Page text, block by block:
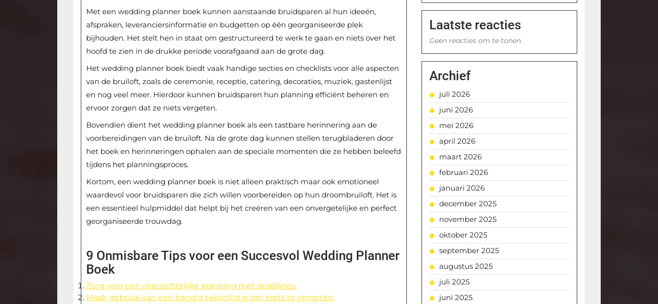
Met een wedding planner boek kunnen aanstaande bruidsparen al hun ideeën,
afspraken, leveranciersinformatie en budgetten op één georganiseerde plek
bijhouden. Het stelt hen in staat om gestructureerd te werk te gaan en niets over het
hoofd te zien in de drukke periode voorafgaand aan de grote dag.
Het wedding planner boek biedt vaak handige secties en checklists voor alle aspecten
van de bruiloft, zoals de ceremonie, receptie, catering, decoraties, muziek, gastenlijst
en nog veel meer. Hierdoor kunnen bruidsparen hun planning efficiënt beheren en
ervoor zorgen dat ze niets vergeten.
Bovendien dient het wedding planner boek als een tastbare herinnering aan de
voorbereidingen van de bruiloft. Na de grote dag kunnen stellen terugbladeren door
het boek en herinneringen ophalen aan de speciale momenten die ze hebben beleefd
tijdens het planningsproces.
Kortom, een wedding planner boek is niet alleen praktisch maar ook emotioneel
waardevol voor bruidsparen die zich willen voorbereiden op hun droombruiloft. Het is
een essentieel hulpmiddel dat helpt bij het creëren van een onvergetelijke en perfect
georganiseerde trouwdag.
9 Onmisbare Tips voor een Succesvol Wedding Planner
Boek
Zorg voor een overzichtelijke planning met deadlines.
Maak gebruik van een handig takenlijstje om niets te vergeten.
Laatste reacties
Geen reacties om te tonen.
Archief
juli 2026
juni 2026
mei 2026
april 2026
maart 2026
februari 2026
januari 2026
december 2025
november 2025
oktober 2025
september 2025
augustus 2025
juli 2025
juni 2025